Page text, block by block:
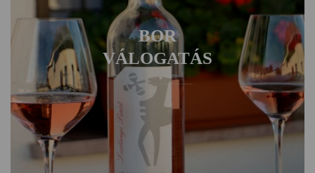
BOR
VÁLOGATÁS